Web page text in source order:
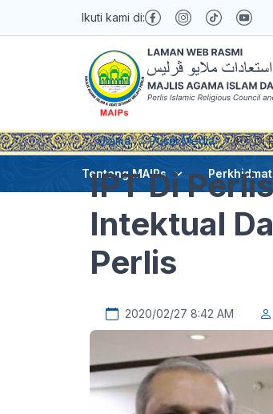
Ikuti kami di:
Tentang MAIPs
Utama Pusat Media IPT Di
IPT Di
Intektual
Perlis
2020/02/27 8:42 AM